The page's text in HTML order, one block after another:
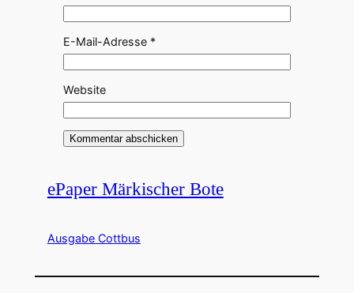
E-Mail-Adresse *
Website
ePaper Märkischer Bote
Ausgabe Cottbus